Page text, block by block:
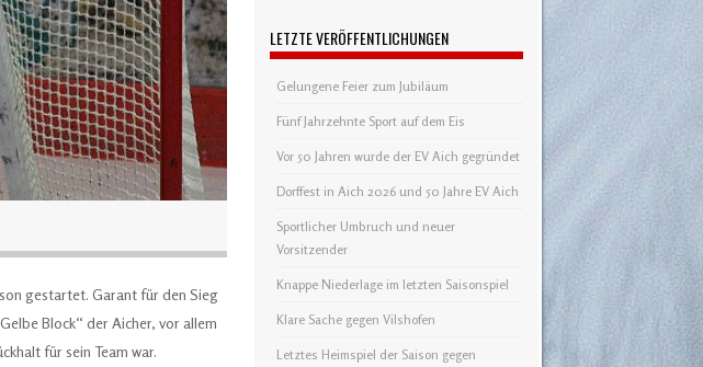
gestartet. Garant für den Sieg
Block“ der Aicher, vor allem
für sein Team war.
LETZTE VERÖFFENTLICHUNGEN
Gelungene Feier zum Jubiläum
Fünf Jahrzehnte Sport auf dem Eis
Vor 50 Jahren wurde der EV Aich gegründet
Dorffest in Aich 2026 und 50 Jahre EV Aich
Sportlicher Umbruch und neuer
Vorsitzender
Knappe Niederlage im letzten Saisonspiel
Klare Sache gegen Vilshofen
Letztes Heimspiel der Saison gegen